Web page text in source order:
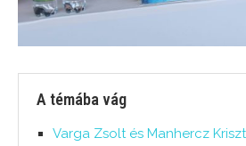
A témába vág
Varga Zsolt és Manhercz